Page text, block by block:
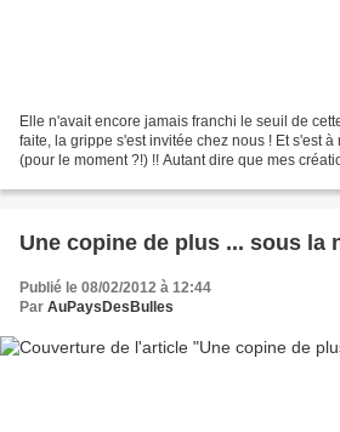
Elle n'avait encore jamais franchi le seuil de
faite, la grippe s'est invitée chez nous ! Et s'est
(pour le moment ?!) !! Autant dire que mes
Une copine de plus ... sous la
Publié le 08/02/2012 à 12:44
Par AuPaysDesBulles